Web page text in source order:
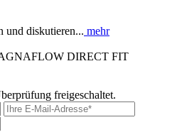
und diskutieren... mehr
DIRECT FIT
freigeschaltet.